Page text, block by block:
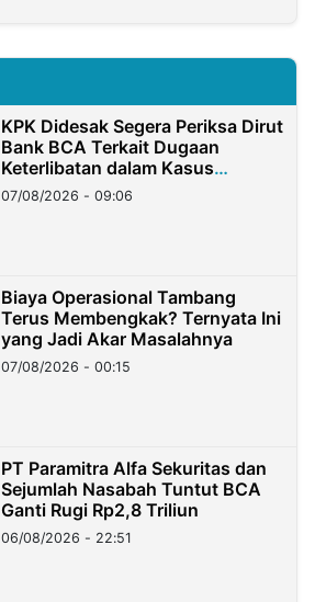
KPK Didesak Segera Periksa Dirut
Bank BCA Terkait Dugaan
Keterlibatan dalam Kasus
Hilangnya Dana Nasabah Rp2,58
Miliar
07/08/2026 - 09:06
Biaya Operasional Tambang
Terus Membengkak? Ternyata Ini
yang Jadi Akar Masalahnya
07/08/2026 - 00:15
PT Paramitra Alfa Sekuritas dan
Sejumlah Nasabah Tuntut BCA
Ganti Rugi Rp2,8 Triliun
06/08/2026 - 22:51